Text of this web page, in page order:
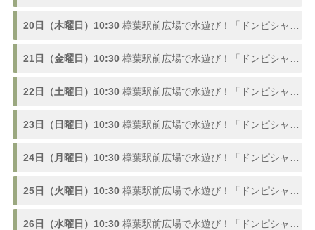
20日（木曜日）10:30 樟葉駅前広場で水遊び！「ドンピシャ！ふんすい広場」熱い夏を楽しむ噴水スポットが登場、参加型の水合戦も開催！8/1〜9/3
21日（金曜日）10:30 樟葉駅前広場で水遊び！「ドンピシャ！ふんすい広場」熱い夏を楽しむ噴水スポットが登場、参加型の水合戦も開催！8/1〜9/3
22日（土曜日）10:30 樟葉駅前広場で水遊び！「ドンピシャ！ふんすい広場」熱い夏を楽しむ噴水スポットが登場、参加型の水合戦も開催！8/1〜9/3
23日（日曜日）10:30 樟葉駅前広場で水遊び！「ドンピシャ！ふんすい広場」熱い夏を楽しむ噴水スポットが登場、参加型の水合戦も開催！8/1〜9/3
24日（月曜日）10:30 樟葉駅前広場で水遊び！「ドンピシャ！ふんすい広場」熱い夏を楽しむ噴水スポットが登場、参加型の水合戦も開催！8/1〜9/3
25日（火曜日）10:30 樟葉駅前広場で水遊び！「ドンピシャ！ふんすい広場」熱い夏を楽しむ噴水スポットが登場、参加型の水合戦も開催！8/1〜9/3
26日（水曜日）10:30 樟葉駅前広場で水遊び！「ドンピシャ！ふんすい広場」熱い夏を楽しむ噴水スポットが登場、参加型の水合戦も開催！8/1〜9/3